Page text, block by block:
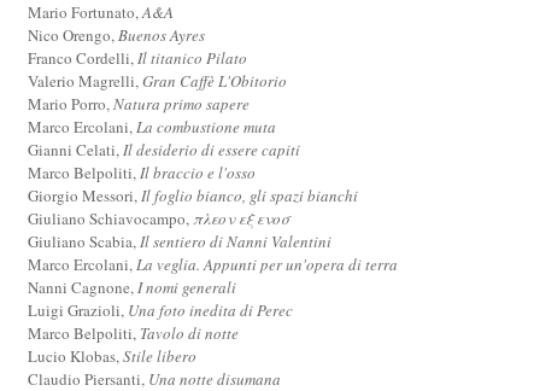
Mario Fortunato,A&A
Nico Orengo,Buenos Ayres
Franco Cordelli,Il titanico Pilato
Valerio Magrelli,Gran Caffè L'Obitorio
Mario Porro,Natura primo sapere
Marco Ercolani,La combustione muta
Gianni Celati,Il desiderio di essere capiti
Marco Belpoliti,Il braccio e l'osso
Giorgio Messori,Il foglio bianco, gli spazi bianchi
Giuliano Schiavocampo,πλεον εξ ενοσ
Giuliano Scabia,Il sentiero di Nanni Valentini
Marco Ercolani,La veglia. Appunti per un'opera di terra
Nanni Cagnone,I nomi generali
Luigi Grazioli, Una foto inedita di Perec
Marco Belpoliti, Tavolo di notte
Lucio Klobas,Stile libero
Claudio Piersanti, Una notte disumana